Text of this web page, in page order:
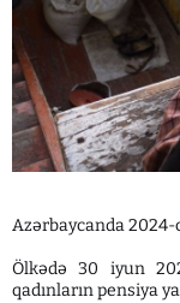
Azərbaycanda 2024-
Ölkədə 30 iyun
qadınların pensiya